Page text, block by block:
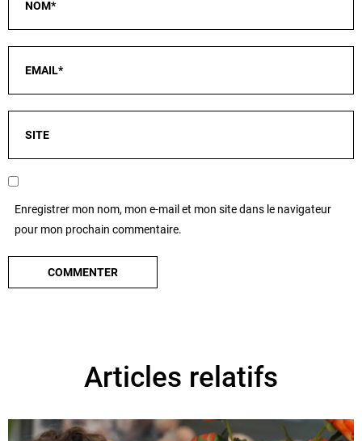
Enregistrer mon nom, mon e-mail et mon site dans le navigateur
pour mon prochain commentaire.
Articles relatifs